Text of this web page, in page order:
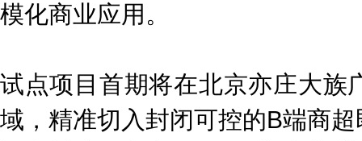
模化商业应用。
试点项目首期将在北京亦庄大族
域，精准切入封闭可控的B端商